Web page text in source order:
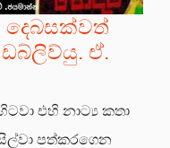
දෙබසක්වත්
ඒ.
එහි නාට්‍ය කතා
පත්කරගෙන